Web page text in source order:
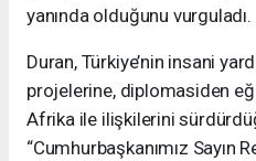
yanında olduğunu vurguladı.
Duran, Türkiye’nin insani
projelerine, diplomasiden
Afrika ile ilişkilerini
“Cumhurbaşkanımız Sayın